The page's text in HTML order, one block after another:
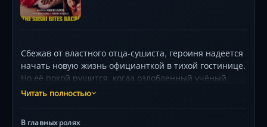
Сбежав от властного отца-сушиста, героиня надеется
начать новую жизнь официанткой в тихой гостинице.
Но её покой рушится, когда озлобленный учёный
насылает на постояльцев кошмар — ожившие суши,
Читать полностью
В главных ролях